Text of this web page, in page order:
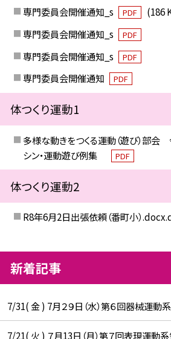
専門委員会開催通知_s PDF
(186
専門委員会開催通知_s
PDF
専門委員会開催通知_s PDF
専門委員会開催通知 PDF
体つくり運動1
多様な動きをつくる運動（遊び）部
シン・運動遊び例集
PDF
体つくり運動2
R8年6月2日出張依頼（番町小）
新着記事
7/31( 金 ) 7月２９日（水）第６回器械運動
7/21( 火 ) ７月13日（月）第７回表現運動